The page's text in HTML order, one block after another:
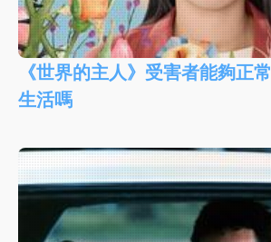
《世界的主人》受害者能夠正
生活嗎